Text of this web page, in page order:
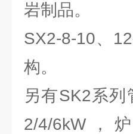
岩制品。
SX2-8-10、
构。
另有SK2系
2/4/6kW，